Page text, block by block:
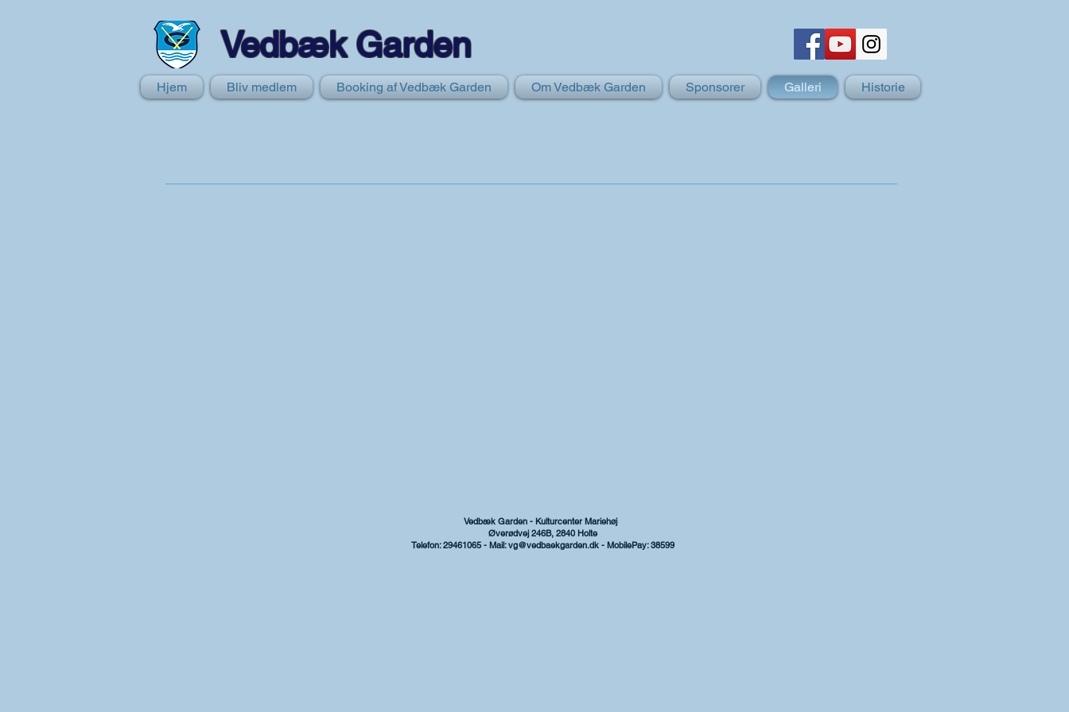
Vedbæk Garden
Hjem Bliv medlem Booking af Vedbæk Garden Om Vedbæk Garden Sponsorer Galleri Historie
Vedbæk Garden - Kulturcenter Mariehøj
Øverødvej 246B, 2840 Holte
Telefon: 29461065 - Mail:vg@vedbaekgarden.dk - MobilePay: 38599